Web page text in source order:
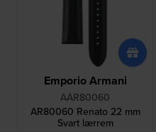
Emporio Armani
AAR80060
AR80060 Renato 22 mm
Svart lærrem